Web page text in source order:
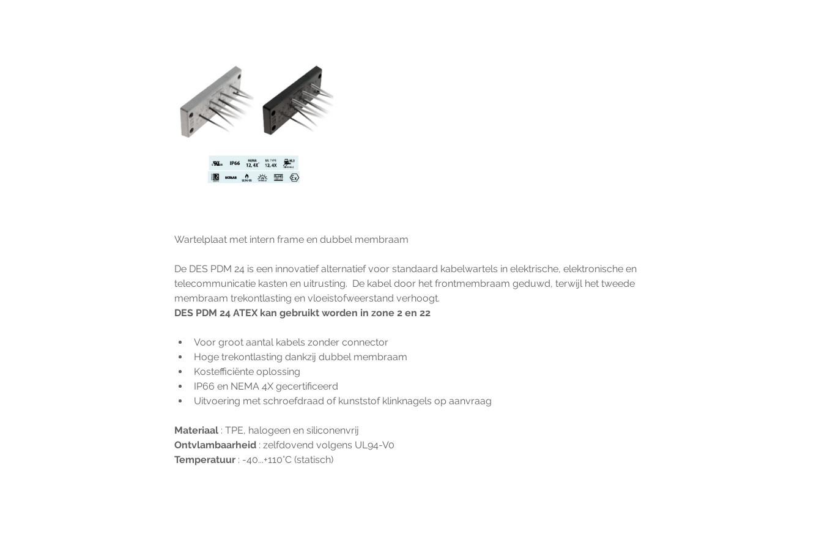
Wartelplaat met intern frame en dubbel membraam
De DES PDM 24 is een innovatief alternatief voor standaard kabelwartels in elektrische, elektronische en
telecommunicatie kasten en uitrusting.  De kabel door het frontmembraam geduwd, terwijl het tweede
membraam trekontlasting en vloeistofweerstand verhoogt.
DES PDM 24 ATEX kan gebruikt worden in zone 2 en 22
Voor groot aantal kabels zonder connector
Hoge trekontlasting dankzij dubbel membraam
Kostefficiënte oplossing
IP66 en NEMA 4X gecertificeerd
Uitvoering met schroefdraad of kunststof klinknagels op aanvraag
Materiaal : TPE, halogeen en siliconenvrij
Ontvlambaarheid : zelfdovend volgens UL94-V0
Temperatuur : -40...+110°C (statisch)